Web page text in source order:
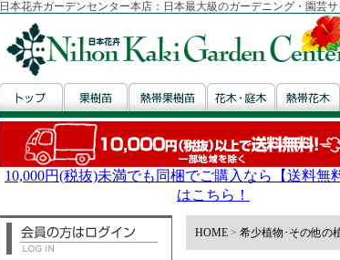
日本花卉ガーデンセンター本店：日本最大級のガーデニング・園芸サ
HOME 希少植物･その他の